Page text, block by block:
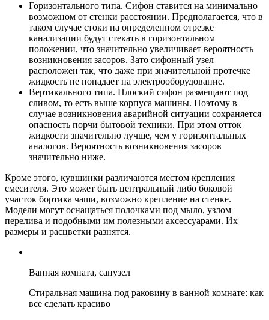
Горизонтального типа. Сифон ставится на минимально
возможном от стенки расстоянии. Предполагается, что в
таком случае стоки на определенном отрезке
канализации будут стекать в горизонтальном
положении, что значительно увеличивает вероятность
возникновения засоров. Зато сифонный узел
расположен так, что даже при значительной протечке
жидкость не попадает на электрооборудование.
Вертикального типа. Плоский сифон размещают под
сливом, то есть выше корпуса машины. Поэтому в
случае возникновения аварийной ситуации сохраняется
опасность порчи бытовой техники. При этом отток
жидкости значительно лучше, чем у горизонтальных
аналогов. Вероятность возникновения засоров
значительно ниже.
Кроме этого, кувшинки различаются местом крепления
смесителя. Это может быть центральный либо боковой
участок бортика чаши, возможно крепление на стенке.
Модели могут оснащаться полочками под мыло, узлом
перелива и подобными им полезными аксессуарами. Их
размеры и расцветки разнятся.
Ванная комната, санузел
Стиральная машина под раковину в ванной комнате: как
все сделать красиво